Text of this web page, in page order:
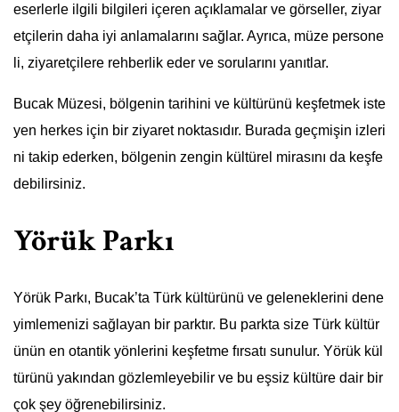
eserlerle ilgili bilgileri içeren açıklamalar ve görseller, ziyar
etçilerin daha iyi anlamalarını sağlar. Ayrıca, müze persone
li, ziyaretçilere rehberlik eder ve sorularını yanıtlar.
Bucak Müzesi, bölgenin tarihini ve kültürünü keşfetmek iste
yen herkes için bir ziyaret noktasıdır. Burada geçmişin izleri
ni takip ederken, bölgenin zengin kültürel mirasını da keşfe
debilirsiniz.
Yörük Parkı
Yörük Parkı, Bucak’ta Türk kültürünü ve geleneklerini dene
yimlemenizi sağlayan bir parktır. Bu parkta size Türk kültür
ünün en otantik yönlerini keşfetme fırsatı sunulur. Yörük kül
türünü yakından gözlemleyebilir ve bu eşsiz kültüre dair bir
çok şey öğrenebilirsiniz.